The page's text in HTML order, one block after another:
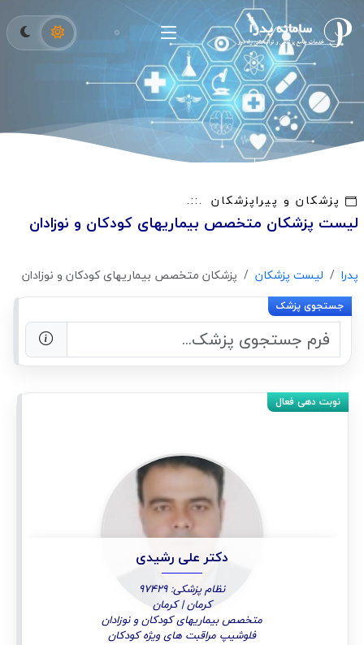
پزشکان و پیراپزشکان
لیست پزشکان متخصص بیماریهای کودکان و نوزادان
پدرا لیست پزشکان پزشکان متخصص بیماریهای کودکان و نوزادان
دکتر علی رشیدی
نظام پزشکی: 97429
کرمان | کرمان
متخصص بیماریهای کودکان و نوزادان
فلوشیپ مراقبت های ویژه کودکان